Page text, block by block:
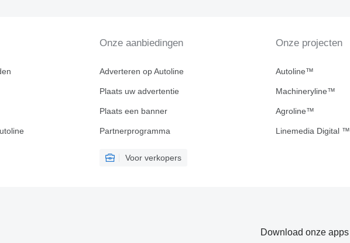
Onze aanbiedingen
Adverteren op Autoline
Plaats uw advertentie
Plaats een banner
Partnerprogramma
Voor verkopers
Onze projecten
Autoline™
Machineryline™
Agroline™
Linemedia Digital ™
Download onze apps